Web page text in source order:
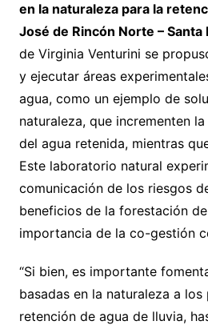
en la naturaleza para la
José de Rincón Norte – Santa
de Virginia Venturini se
y ejecutar áreas
agua, como un ejemplo de
naturaleza, que incrementen
del agua retenida, mientras
Este laboratorio natural
comunicación de los riesgos
beneficios de la forestación
importancia de la co-gestión
“Si bien, es importante
basadas en la naturaleza a
retención de agua de lluvia,